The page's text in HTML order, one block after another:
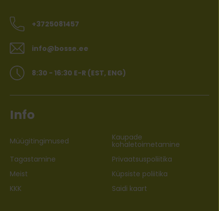
+3725081457
info@bosse.ee
8:30 - 16:30 E-R (EST, ENG)
Info
Müügitingimused Kaupade
kohaletoimetamine
Tagastamine
Privaatsuspoliitika
Meist
Küpsiste poliitika
KKK
Saidi kaart